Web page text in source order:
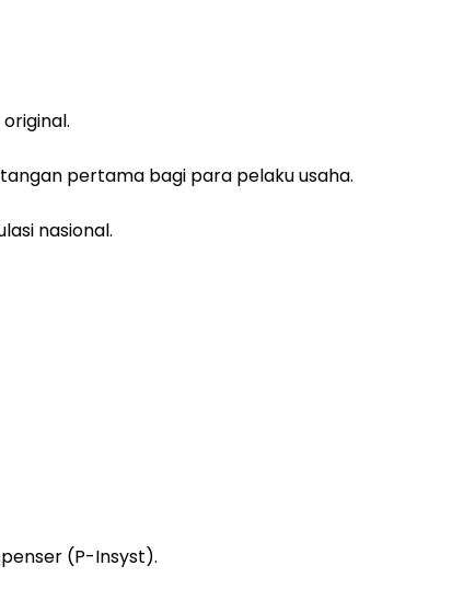
pertama bagi para pelaku usaha.
nasional.
(P-Insyst).